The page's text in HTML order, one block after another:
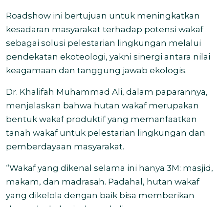
Roadshow ini bertujuan untuk meningkatkan
kesadaran masyarakat terhadap potensi wakaf
sebagai solusi pelestarian lingkungan melalui
pendekatan ekoteologi, yakni sinergi antara nilai
keagamaan dan tanggung jawab ekologis.
Dr. Khalifah Muhammad Ali, dalam paparannya,
menjelaskan bahwa hutan wakaf merupakan
bentuk wakaf produktif yang memanfaatkan
tanah wakaf untuk pelestarian lingkungan dan
pemberdayaan masyarakat.
“Wakaf yang dikenal selama ini hanya 3M: masjid,
makam, dan madrasah. Padahal, hutan wakaf
yang dikelola dengan baik bisa memberikan